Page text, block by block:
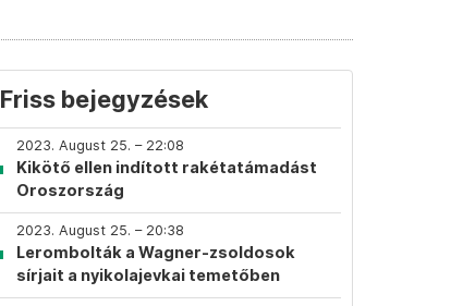
Friss bejegyzések
2023. August 25. – 22:08
Kikötő ellen indított rakétatámadást
Oroszország
2023. August 25. – 20:38
Lerombolták a Wagner-zsoldosok
sírjait a nyikolajevkai temetőben